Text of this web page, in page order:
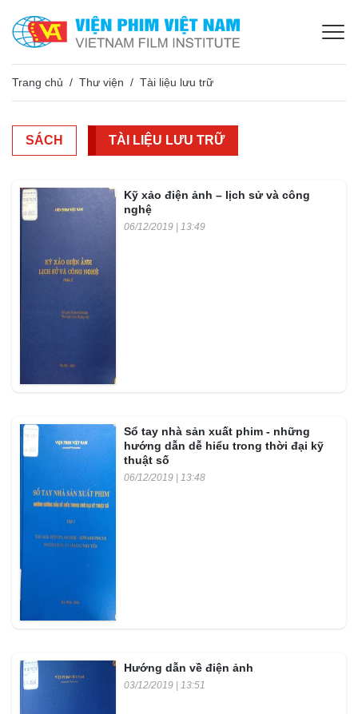
Trang chủ Thư viện Tài liệu lưu trữ
SÁCH TÀI LIỆU LƯU TRỮ
Kỹ xảo điện ảnh – lịch sử và công
nghệ
06/12/2019 | 13:49
Sổ tay nhà sản xuất phim - những
hướng dẫn dễ hiểu trong thời đại kỹ
thuật số
06/12/2019 | 13:48
Hướng dẫn về điện ảnh
03/12/2019 | 13:51